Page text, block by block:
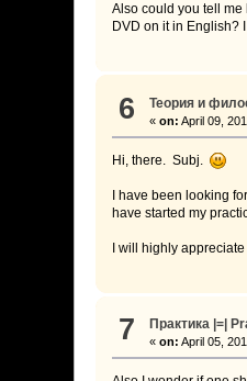
Also could you tell
DVD on it in English?
6 Теория и
«on: April 09,
Hi, there. Subj.
I have been looking
have started my
I will highly
7 Практика |=|
«on: April 05,